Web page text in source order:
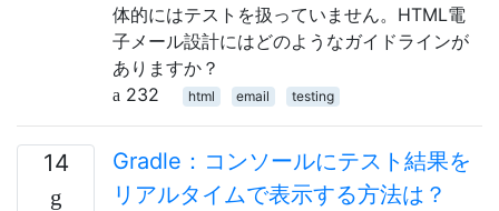
体的にはテストを扱っていません。HTML電
子メール設計にはどのようなガイドラインが
ありますか？
232
html email testing
14
Gradle：コンソールにテスト結果を
リアルタイムで表示する方法は？